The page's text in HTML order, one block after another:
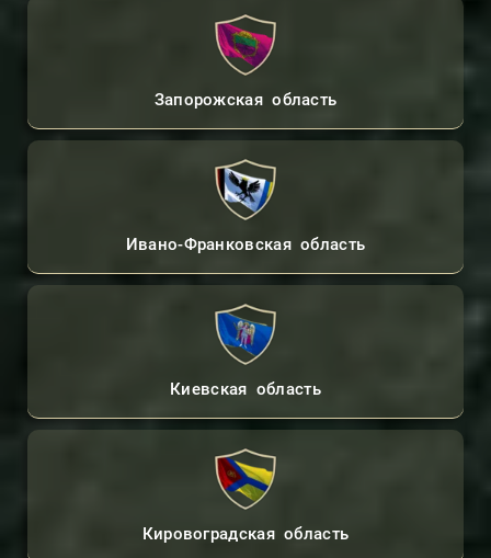
Запорожская область
Ивано-Франковская область
Киевская область
Кировоградская область